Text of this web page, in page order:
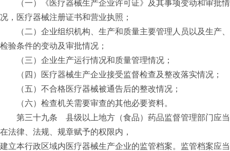
（一）《医疗器械生产企业许可证》及其事项变动和审批情
况，医疗器械注册证书和营业执照；
（二）企业组织机构、生产和质量主要管理人员以及生产、
检验条件的变动及审批情况；
（三）企业生产运行情况和质量管理情况；
（四）医疗器械生产企业接受监督检查及整改落实情况；
（五）不合格医疗器械被通告后的整改情况；
（六）检查机关需要审查的其他必要资料。
第三十九条 县级以上地方（食品）药品监督管理部门应当
在法律、法规、规章赋予的权限内，
建立本行政区域内医疗器械生产企业的监管档案。监管档案应当